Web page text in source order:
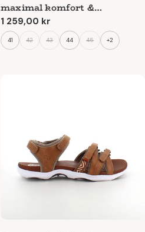
maximal komfort &
stötdämpning
Ordinarie
pris
1 259,00 kr
41 42 43 44 45 +2